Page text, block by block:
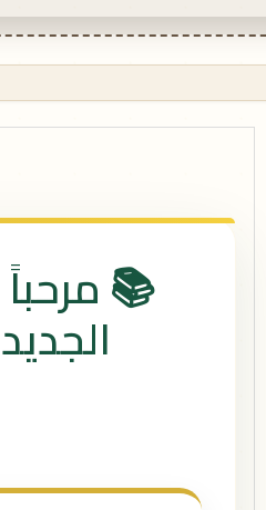
الصفحة الرئيسية
📚